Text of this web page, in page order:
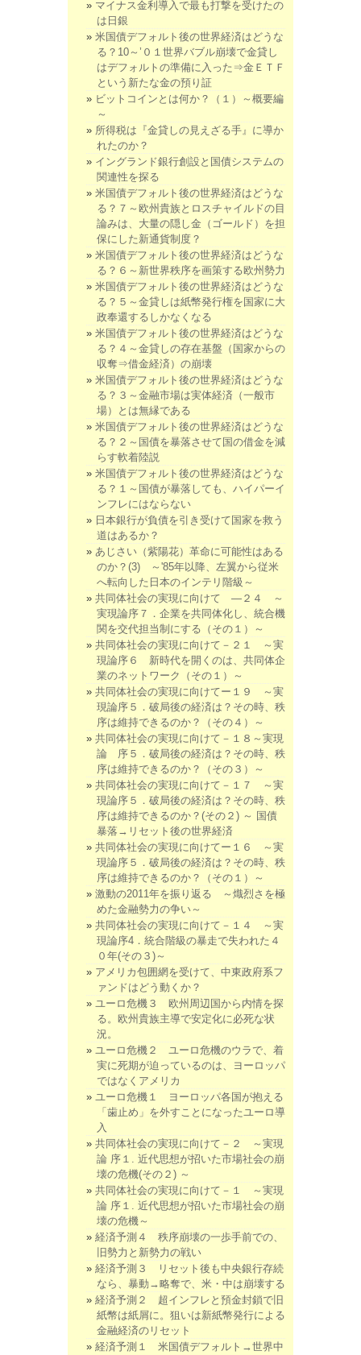
マイナス金利導入で最も打撃を受けたの
は日銀
米国債デフォルト後の世界経済はどうな
る？10～’０１世界バブル崩壊で金貸し
はデフォルトの準備に入った⇒金ＥＴＦ
という新たな金の預り証
ビットコインとは何か？（１）～概要編
～
所得税は『金貸しの見えざる手』に導か
れたのか？
イングランド銀行創設と国債システムの
関連性を探る
米国債デフォルト後の世界経済はどうな
る？７～欧州貴族とロスチャイルドの目
論みは、大量の隠し金（ゴールド）を担
保にした新通貨制度？
米国債デフォルト後の世界経済はどうな
る？６～新世界秩序を画策する欧州勢力
米国債デフォルト後の世界経済はどうな
る？５～金貸しは紙幣発行権を国家に大
政奉還するしかなくなる
米国債デフォルト後の世界経済はどうな
る？４～金貸しの存在基盤（国家からの
収奪⇒借金経済）の崩壊
米国債デフォルト後の世界経済はどうな
る？３～金融市場は実体経済（一般市
場）とは無縁である
米国債デフォルト後の世界経済はどうな
る？２～国債を暴落させて国の借金を減
らす軟着陸説
米国債デフォルト後の世界経済はどうな
る？１～国債が暴落しても、ハイパーイ
ンフレにはならない
日本銀行が負債を引き受けて国家を救う
道はあるか？
あじさい（紫陽花）革命に可能性はある
のか？(3) ～'85年以降、左翼から従米
へ転向した日本のインテリ階級～
共同体社会の実現に向けて ―２４ ～
実現論序７．企業を共同体化し、統合機
関を交代担当制にする（その１）～
共同体社会の実現に向けて－２１ ～実
現論序６ 新時代を開くのは、共同体企
業のネットワーク（その１）～
共同体社会の実現に向けてー１９ ～実
現論序５．破局後の経済は？その時、秩
序は維持できるのか？（その４）～
共同体社会の実現に向けて－１８～実現
論 序５．破局後の経済は？その時、秩
序は維持できるのか？（その３）～
共同体社会の実現に向けて－１７ ～実
現論序５．破局後の経済は？その時、秩
序は維持できるのか？(その２) ～ 国債
暴落→リセット後の世界経済
共同体社会の実現に向けてー１６ ～実
現論序５．破局後の経済は？その時、秩
序は維持できるのか？（その１）～
激動の2011年を振り返る ～熾烈さを極
めた金融勢力の争い～
共同体社会の実現に向けて－１４ ～実
現論序4．統合階級の暴走で失われた４
０年(その３)～
アメリカ包囲網を受けて、中東政府系フ
ァンドはどう動くか？
ユーロ危機３ 欧州周辺国から内情を探
る。欧州貴族主導で安定化に必死な状
況。
ユーロ危機２ ユーロ危機のウラで、着
実に死期が迫っているのは、ヨーロッパ
ではなくアメリカ
ユーロ危機１ ヨーロッパ各国が抱える
「歯止め」を外すことになったユーロ導
入
共同体社会の実現に向けて－２ ～実現
論 序１. 近代思想が招いた市場社会の崩
壊の危機(その２) ～
共同体社会の実現に向けて－１ ～実現
論 序１. 近代思想が招いた市場社会の崩
壊の危機～
経済予測４ 秩序崩壊の一歩手前での、
旧勢力と新勢力の戦い
経済予測３ リセット後も中央銀行存続
なら、暴動→略奪で、米・中は崩壊する
経済予測２ 超インフレと預金封鎖で旧
紙幣は紙屑に。狙いは新紙幣発行による
金融経済のリセット
経済予測１ 米国債デフォルト→世界中